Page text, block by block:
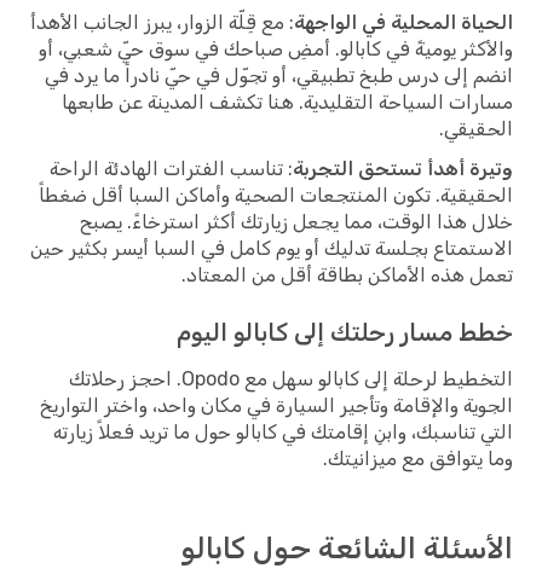
الحياة المحلية في الواجهة: مع قِلّة الزوار، يبرز الجانب الأهدأ
والأكثر يوميةً في كابالو. أمضِ صباحك في سوق حيّ شعبي، أو
انضم إلى درس طبخ تطبيقي، أو تجوّل في حيّ نادراً ما يرد في
مسارات السياحة التقليدية. هنا تكشف المدينة عن طابعها
الحقيقي.
وتيرة أهدأ تستحق التجربة: تناسب الفترات الهادئة الراحة
الحقيقية. تكون المنتجعات الصحية وأماكن السبا أقل ضغطاً
خلال هذا الوقت، مما يجعل زيارتك أكثر استرخاءً. يصبح
الاستمتاع بجلسة تدليك أو يوم كامل في السبا أيسر بكثير حين
تعمل هذه الأماكن بطاقة أقل من المعتاد.
خطط مسار رحلتك إلى كابالو اليوم
التخطيط لرحلة إلى كابالو سهل مع Opodo. احجز رحلاتك
الجوية والإقامة وتأجير السيارة في مكان واحد، واختر التواريخ
التي تناسبك، وابنِ إقامتك في كابالو حول ما تريد فعلاً زيارته
وما يتوافق مع ميزانيتك.
الأسئلة الشائعة حول كابالو